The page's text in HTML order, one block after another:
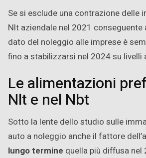
Se si esclude una contrazione delle
Nlt aziendale nel 2021 conseguente
dato del noleggio alle imprese è
fino a stabilizzarsi nel 2024 su livelli
Le alimentazioni
Nlt e nel Nbt
Sotto la lente dello studio sulle
auto a noleggio anche il fattore
lungo termine quella più diffusa nel